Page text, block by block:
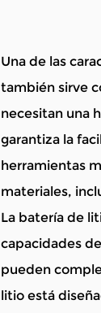
Una de las
también sirve
necesitan una
garantiza la
herramientas
materiales,
La batería de
capacidades
pueden
litio está